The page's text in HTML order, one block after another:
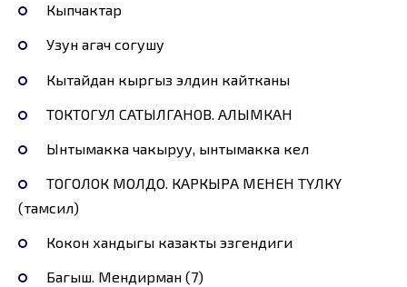
Кыпчактар
Узун агач согушу
Кытайдан кыргыз элдин кайтканы
ТОКТОГУЛ САТЫЛГАНОВ. АЛЫМКАН
Ынтымакка чакыруу, ынтымакка келүү
ТОГОЛОК МОЛДО. КАРКЫРА МЕНЕН ТҮЛКҮ
(тамсил)
Кокон хандыгы казакты эзгендиги
Багыш. Мендирман (7)